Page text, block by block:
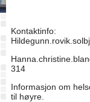
Kontaktinfo:
314
Informasjon om
til høyre.